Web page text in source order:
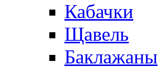
Кабачки
Щавель
Баклажаны